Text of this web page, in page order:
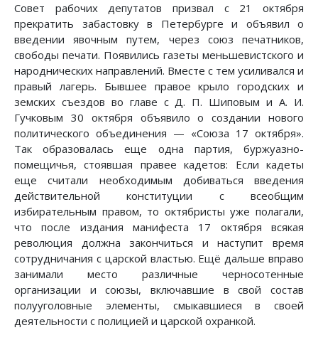
Совет рабочих депутатов призвал с 21 октября
прекратить забастовку в Петербурге и объявил о
введении явочным путем, через союз печатников,
свободы печати. Появились газеты меньшевистского и
народнических направлений. Вместе с тем усиливался и
правый лагерь. Бывшее правое крыло городских и
земских съездов во главе с Д. П. Шиповым и А. И.
Гучковым 30 октября объявило о создании нового
политического объединения — «Союза 17 октября».
Так образовалась еще одна партия, буржуазно-
помещичья, стоявшая правее кадетов: Если кадеты
еще считали необходимым добиваться введения
действительной конституции с всеобщим
избирательным правом, то октябристы уже полагали,
что после издания манифеста 17 октября всякая
революция должна закончиться и наступит время
сотрудничания с царской властью. Ещё дальше вправо
занимали место различные черносотенные
организации и союзы, включавшие в свой состав
полууголовные элементы, смыкавшиеся в своей
деятельности с полицией и царской охранкой.